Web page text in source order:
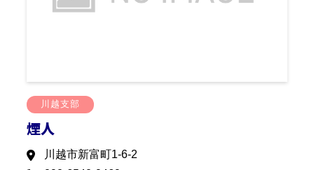
川越支部
煙人
川越市新富町1-6-2